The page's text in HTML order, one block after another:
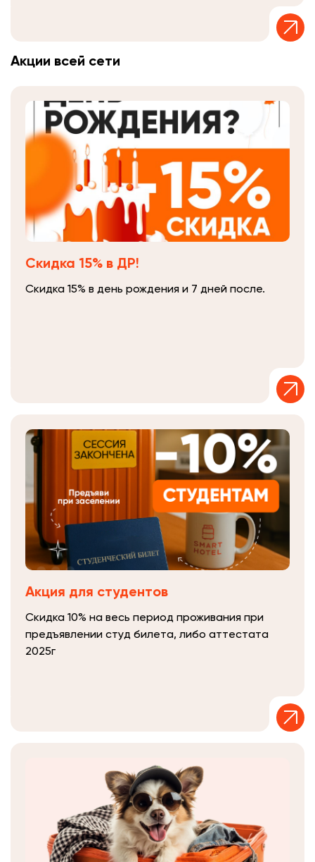
Акции всей сети
Скидка 15% в ДР!
Скидка 15% в день рождения и 7 дней после.
Акция для студентов
Скидка 10% на весь период проживания при
предъявлении студ билета, либо аттестата
2025г